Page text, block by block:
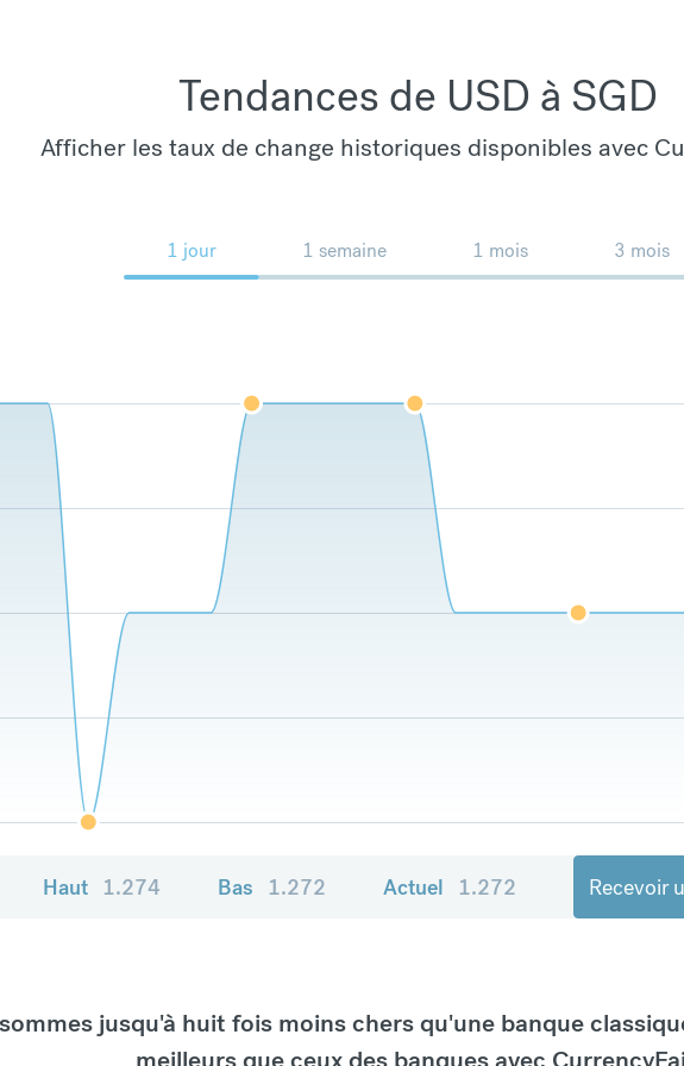
Tendances de USD à SGD
Afficher les taux de change historiques disponibles avec
1 jour 1 semaine 1 mois 3 mois
Haut 1.274 Bas 1.272 Actuel 1.272 Recevoir
jusqu'à huit fois moins chers qu'une banque
meilleurs que ceux des banques avec